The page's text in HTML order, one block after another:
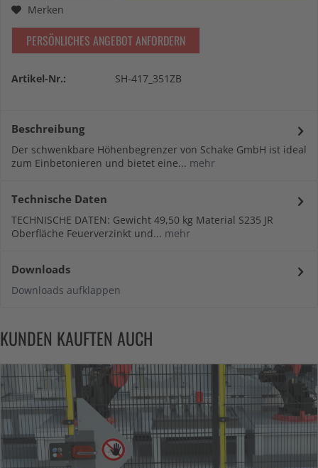
Merken
PERSÖNLICHES ANGEBOT ANFORDERN
Artikel-Nr.: SH-417_351ZB
Beschreibung
Der schwenkbare Höhenbegrenzer von Schake GmbH ist ideal
zum Einbetonieren und bietet eine... mehr
Technische Daten
TECHNISCHE DATEN: Gewicht 49,50 kg Material S235 JR
Oberfläche Feuerverzinkt und... mehr
Downloads
Downloads aufklappen
KUNDEN KAUFTEN AUCH